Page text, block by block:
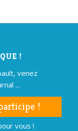
!
venez
...
!
vous !